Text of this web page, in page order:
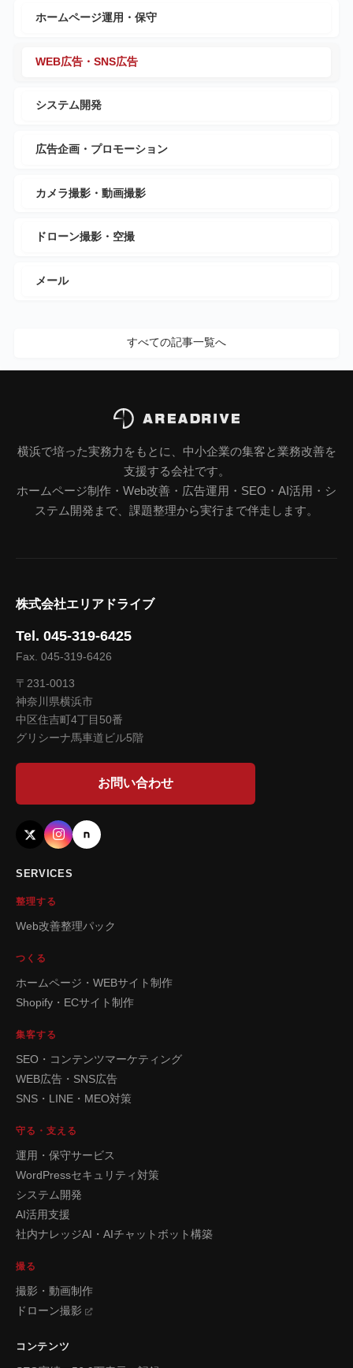
ホームページ運用・保守
WEB広告・SNS広告
システム開発
広告企画・プロモーション
カメラ撮影・動画撮影
ドローン撮影・空撮
メール
すべての記事一覧へ
横浜で培った実務力をもとに、中小企業の集客と業務改善を
支援する会社です。
ホームページ制作・Web改善・広告運用・SEO・AI活用・シ
ステム開発まで、課題整理から実行まで伴走します。
株式会社エリアドライブ
Tel. 045-319-6425
Fax. 045-319-6426
〒231-0013
神奈川県横浜市
中区住吉町4丁目50番
グリシーナ馬車道ビル5階
お問い合わせ
SERVICES
整理する
Web改善整理パック
つくる
ホームページ・WEBサイト制作
Shopify・ECサイト制作
集客する
SEO・コンテンツマーケティング
WEB広告・SNS広告
SNS・LINE・MEO対策
守る・支える
運用・保守サービス
WordPressセキュリティ対策
システム開発
AI活用支援
社内ナレッジAI・AIチャットボット構築
撮る
撮影・動画制作
ドローン撮影
コンテンツ